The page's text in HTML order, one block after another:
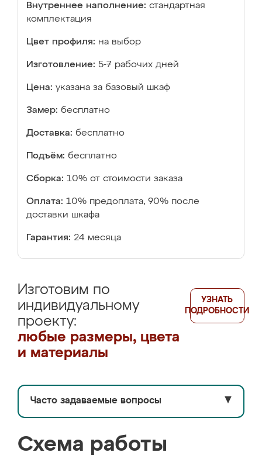
Внутреннее наполнение: стандартная
комплектация
Цвет профиля: на выбор
Изготовление: 5-7 рабочих дней
Цена: указана за базовый шкаф
Замер: бесплатно
Доставка: бесплатно
Подъём: бесплатно
Сборка: 10% от стоимости заказа
Оплата: 10% предоплата, 90% после
доставки шкафа
Гарантия: 24 месяца
Изготовим по
индивидуальному
проекту:
любые размеры, цвета
и материалы
УЗНАТЬ
ПОДРОБНОСТИ
Часто задаваемые вопросы ▼
Схема работы